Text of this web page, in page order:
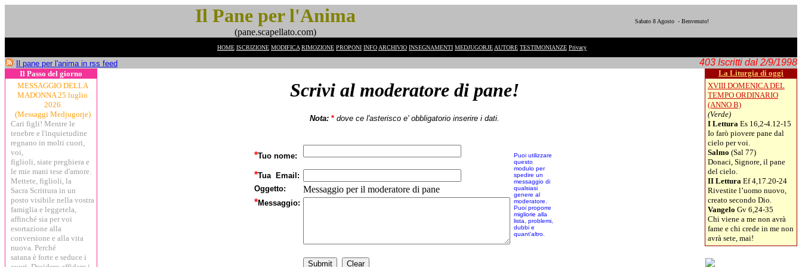
Il Pane per l'Anima
(pane.scapellato.com)
Sabato 8 Agosto - Benvenuto!
HOME ISCRIZIONE MODIFICA RIMOZIONE PROPONI INFO ARCHIVIO INSEGNAMENTI MEDJUGORJE AUTORE TESTIMONIANZE Privacy
Il pane per l'anima in rss feed 403 Iscritti dal 2/9/1998
Il Passo del giorno
MESSAGGIO DELLA
MADONNA 25 luglio
2026
(Messaggi Medjugorje)
Cari figli! Mentre le
tenebre e l'inquietudine
regnano in molti cuori,
voi,
figlioli, siate preghiera e
le mie mani tese d'amore.
Mettete, figlioli, la
Sacra Scrittura in un
posto visibile nella vostra
famiglia e leggetela,
affinché sia per voi
esortazione alla
conversione e alla vita
nuova. Perché
satana è forte e seduce i
Scrivi al moderatore di pane!
Nota: * dove ce l'asterisco e' obbligatorio inserire i dati.
*Tuo nome:
Puoi utilizzare
questo
modulo per
spedire un
messaggio di
qualsiasi
genere al
moderatore.
Puoi proporre
migliorie alla
lista, problemi,
dubbi e
quant'altro.
*Tua Email:
Oggetto:
Messaggio per il moderatore di pane
*Messaggio:
La Liturgia di oggi
XVIII DOMENICA DEL
TEMPO ORDINARIO
(ANNO B)
(Verde)
I Lettura Es 16,2-4.12-15
Io farò piovere pane dal
cielo per voi.
Salmo (Sal 77)
Donaci, Signore, il pane
del cielo.
II Lettura Ef 4,17.20-24
Rivestite l’uomo nuovo,
creato secondo Dio.
Vangelo Gv 6,24-35
Chi viene a me non avrà
fame e chi crede in me non
avrà sete, mai!